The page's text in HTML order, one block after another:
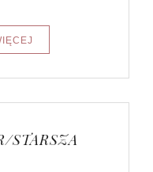
STARSZA